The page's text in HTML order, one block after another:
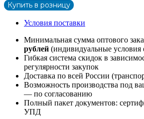
Купить в розницу
Условия поставки
Минимальная сумма оптового
рублей (индивидуальные условия
Гибкая система скидок в
регулярности закупок
Доставка по всей России
Возможность производства под
— по согласованию
Полный пакет документов:
УПД